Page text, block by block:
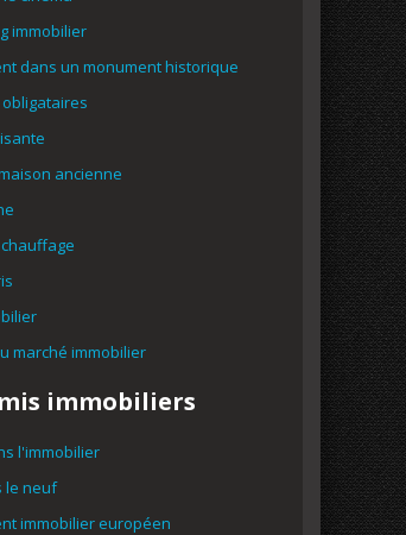
immobilier
dans un monument historique
ancienne
marché immobilier
immobiliers
l'immobilier
le neuf
immobilier européen